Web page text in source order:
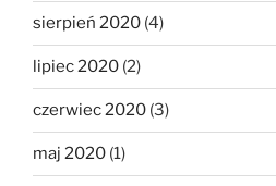
sierpień 2020 (4)
lipiec 2020 (2)
czerwiec 2020 (3)
maj 2020 (1)